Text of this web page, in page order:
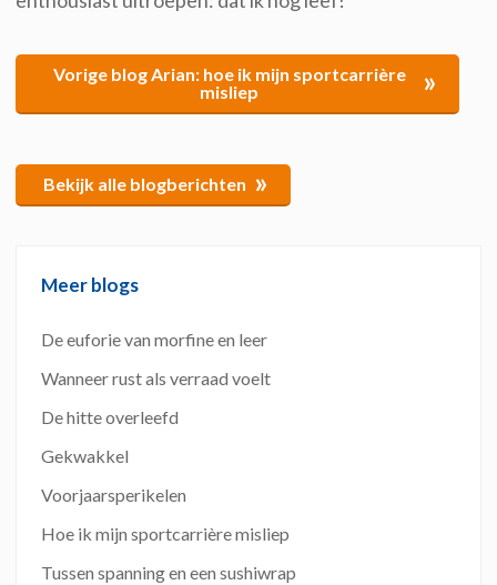
Vorige blog Arian: hoe ik mijn sportcarrière
misliep
»
Bekijk alle blogberichten »
Meer blogs
De euforie van morfine en leer
Wanneer rust als verraad voelt
De hitte overleefd
Gekwakkel
Voorjaarsperikelen
Hoe ik mijn sportcarrière misliep
Tussen spanning en een sushiwrap